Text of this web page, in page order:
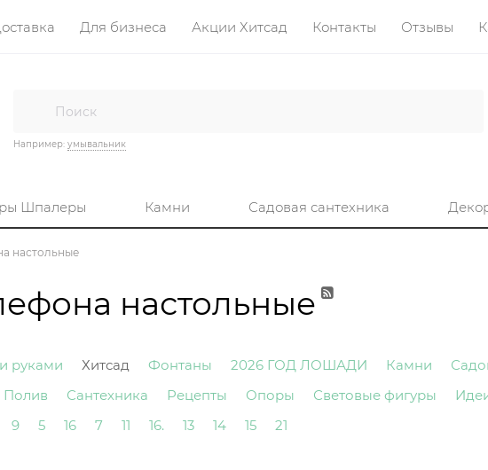
Для бизнеса Акции Хитсад Контакты Отзывы
Например: умывальник
Шпалеры Камни Садовая сантехника
настольные
настольные
руками Хитсад Фонтаны 2026 ГОД ЛОШАДИ Камни
Полив Сантехника Рецепты Опоры Световые фигуры
9 5 16 7 11 16. 13 14 15 21